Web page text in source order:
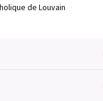
de Louvain